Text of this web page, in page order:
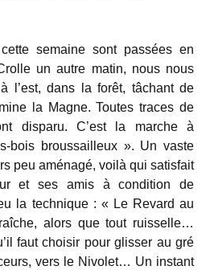
semaine sont passées en
un autre matin, nous nous
l’est, dans la forêt, tâchant de
la Magne. Toutes traces de
disparu. C’est la marche à
bois broussailleux ». Un vaste
peu aménagé, voilà qui satisfait
et ses amis à condition de
la technique : « Le Revard au
alors que tout ruisselle…
faut choisir pour glisser au gré
vers le Nivolet… Un instant